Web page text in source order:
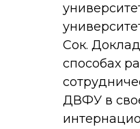
Сок.
способах
ДВФУ в